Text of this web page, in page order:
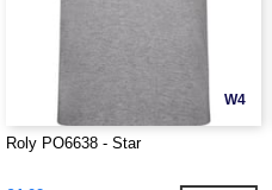
W4
Roly PO6638 - Star